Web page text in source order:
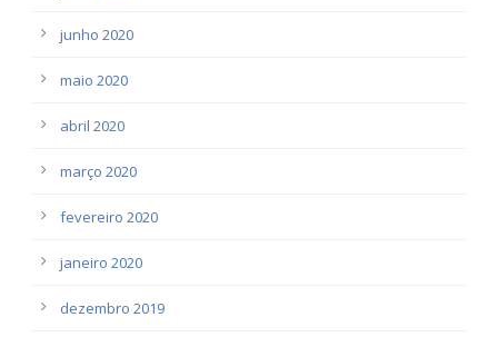
junho 2020
maio 2020
abril 2020
março 2020
fevereiro 2020
janeiro 2020
dezembro 2019